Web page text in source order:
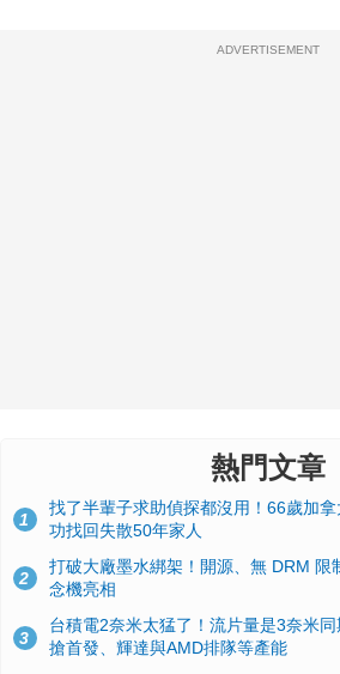
ADVERTISEMENT
熱門文章
1
找了半輩子求助偵探都沒用！66歲加
功找回失散50年家人
2
打破大廠墨水綁架！開源、無 DRM 限
念機亮相
3
台積電2奈米太猛了！流片量是3奈米
搶首發、輝達與AMD排隊等產能